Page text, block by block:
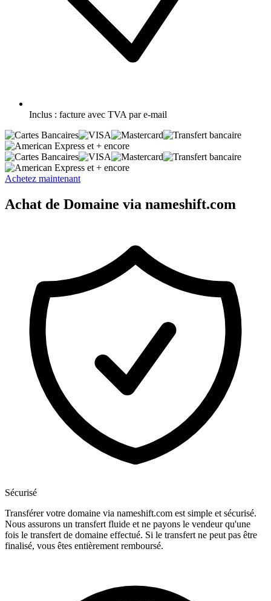
Inclus : facture avec TVA par e-mail
et + encore
et + encore
Achetez maintenant
Achat de Domaine via nameshift.com
Sécurisé
Transférer votre domaine via nameshift.com est simple et sécurisé.
Nous assurons un transfert fluide et ne payons le vendeur qu'une
fois le transfert de domaine effectué. Si le transfert ne peut pas être
finalisé, vous êtes entièrement remboursé.